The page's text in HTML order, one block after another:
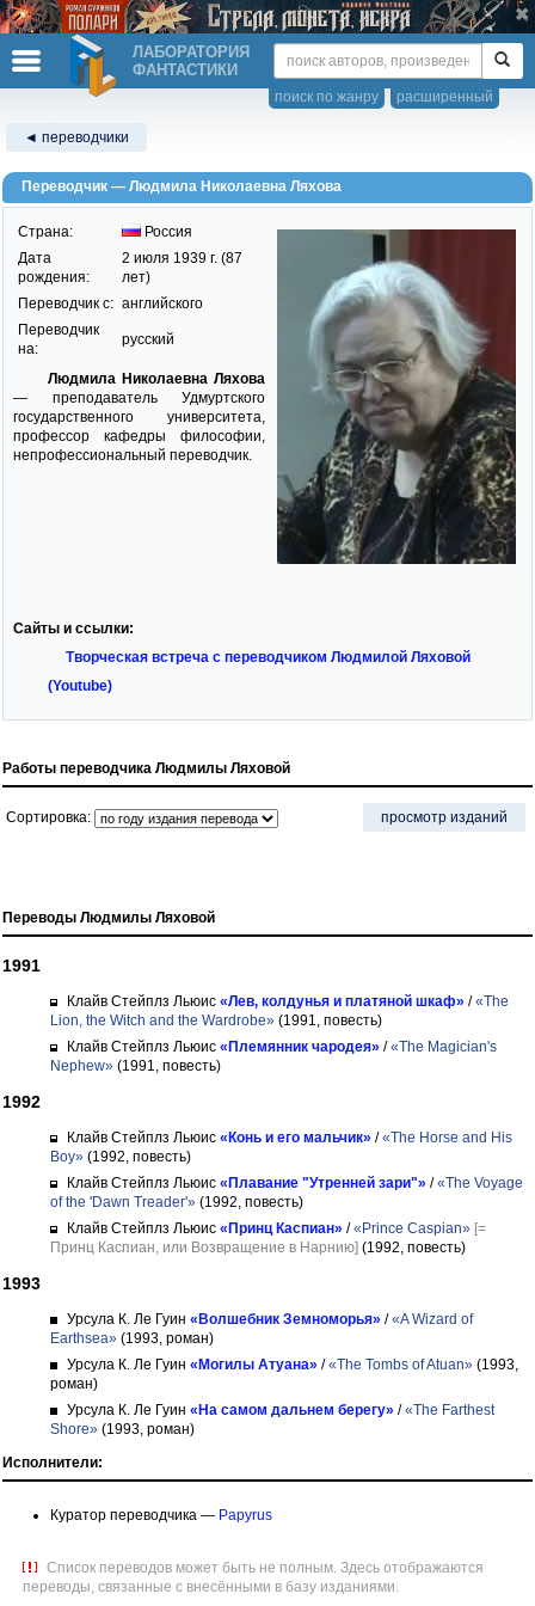
ЛАБОРАТОРИЯ
ФАНТАСТИКИ
расширенный
поиск по жанру
◄ переводчики
Переводчик — Людмила Николаевна Ляхова
Страна:
Россия
Дата
рождения:
2 июля 1939 г. (87
лет)
Переводчик c: английского
Переводчик
на:
русский
Людмила Николаевна Ляхова
— преподаватель Удмуртского
государственного университета,
профессор кафедры философии,
непрофессиональный переводчик.
Сайты и ссылки:
Творческая встреча с переводчиком Людмилой Ляховой
(Youtube)
Работы переводчика Людмилы Ляховой
Сортировка: просмотр изданий
Переводы Людмилы Ляховой
1991
Клайв Стейплз Льюис «Лев, колдунья и платяной шкаф» /«The
Lion, the Witch and the Wardrobe» (1991, повесть)
Клайв Стейплз Льюис «Племянник чародея» /«The Magician's
Nephew» (1991, повесть)
1992
Клайв Стейплз Льюис «Конь и его мальчик» /«The Horse and His
Boy» (1992, повесть)
Клайв Стейплз Льюис «Плавание "Утренней зари"» /«The Voyage
of the 'Dawn Treader'» (1992, повесть)
Клайв Стейплз Льюис «Принц Каспиан» /«Prince Caspian» [=
Принц Каспиан, или Возвращение в Нарнию] (1992, повесть)
1993
Урсула К. Ле Гуин «Волшебник Земноморья» /«A Wizard of
Earthsea» (1993, роман)
Урсула К. Ле Гуин «Могилы Атуана» /«The Tombs of Atuan» (1993,
роман)
Урсула К. Ле Гуин «На самом дальнем берегу» /«The Farthest
Shore» (1993, роман)
Исполнители:
Куратор переводчика — Papyrus
Список переводов может быть не полным. Здесь отображаются
переводы, связанные с внесёнными в базу изданиями.